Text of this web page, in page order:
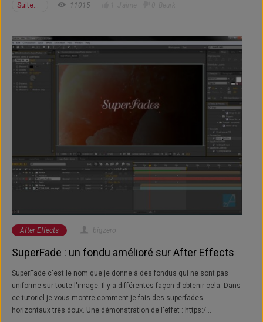
Suite... 11015
After Effects bigzero
SuperFade : un fondu amélioré sur After Effects
SuperFade c'est le nom que je donne à des fondus qui ne sont pas
uniforme sur toute l'image. Il y a différentes façon d'obtenir cela. Dans
ce tutoriel je vous montre comment je fais des superfades
horizontaux très doux. Une démonstration de l'effet : https:/...